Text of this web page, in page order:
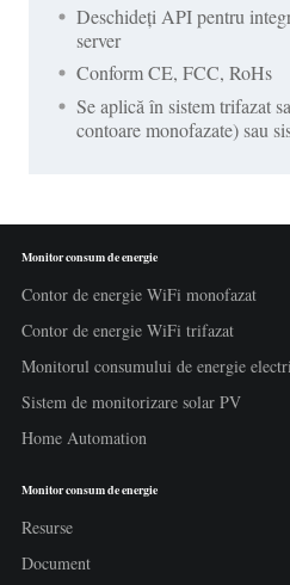
Deschideți API pentru
server
Conform CE, FCC, RoHs
Se aplică în sistem trifazat
contoare monofazate) sau
Monitor consum de energie
Contor de energie WiFi monofazat
Contor de energie WiFi trifazat
Monitorul consumului de energie
Sistem de monitorizare solar PV
Home Automation
Monitor consum de energie
Resurse
Document